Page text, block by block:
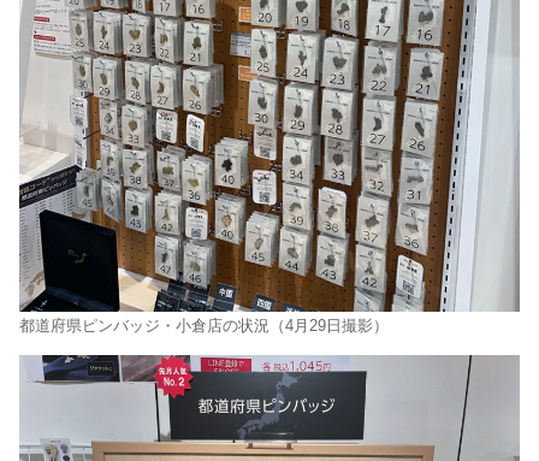
都道府県ピンバッジ・小倉店の状況（4月29日撮影）